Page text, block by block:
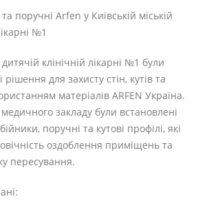
поручні Arfen у Київській міській
№1
дитячій клінічній лікарні №1 були
рішення для захисту стін, кутів та
матеріалів ARFEN Україна.
закладу були встановлені
поручні та кутові профілі, які
оздоблення приміщень та
пересування.